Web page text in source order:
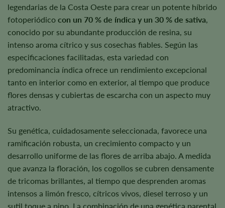
legendarias de la Costa Oeste para crear un potente híbrido
fotoperiódico con un 70 % de índica y un 30 % de sativa,
conocido por su abundante producción de resina, su
intenso aroma cítrico y sus cosechas fiables. Según las
especificaciones facilitadas, esta variedad con
predominancia índica ofrece un rendimiento excepcional
tanto en interior como en exterior, al tiempo que produce
flores densas y cubiertas de escarcha con un aspecto muy
atractivo.
Su genética, cuidadosamente seleccionada, favorece una
ramificación robusta, un crecimiento compacto y un
desarrollo uniforme de las flores de arriba abajo. A medida
que avanza la floración, los cogollos se cubren densamente
de tricomas brillantes, al tiempo que desprenden aromas
intensos a limón fresco, cítricos vivos, diesel terroso y un
sutil toque a pino. La combinación de una genética parental